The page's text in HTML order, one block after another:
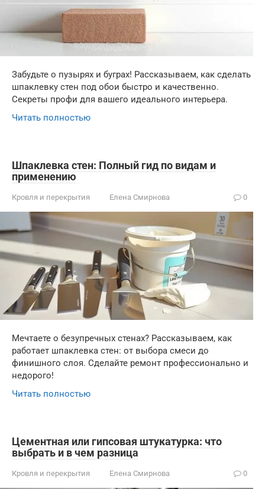
Забудьте о пузырях и буграх! Рассказываем, как сделать
шпаклевку стен под обои быстро и качественно.
Секреты профи для вашего идеального интерьера.
Читать полностью
Шпаклевка стен: Полный гид по видам и
применению
Кровля и перекрытия Елена Смирнова 0
Мечтаете о безупречных стенах? Рассказываем, как
работает шпаклевка стен: от выбора смеси до
финишного слоя. Сделайте ремонт профессионально и
недорого!
Читать полностью
Цементная или гипсовая штукатурка: что
выбрать и в чем разница
Кровля и перекрытия Елена Смирнова 0